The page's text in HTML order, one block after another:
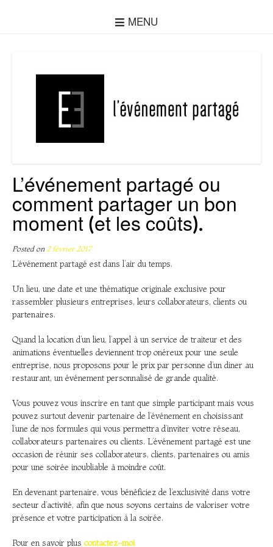
MENU
L’événement partagé ou
comment partager un bon
moment (et les coûts).
Posted on 2 février 2017
L’événement partagé est dans l’air du temps.
Un lieu, une date et une thématique originale exclusive pour
rassembler plusieurs entreprises, leurs collaborateurs, clients ou
partenaires.
Quand la location d’un lieu, l’appel à un service de traiteur et des
animations éventuelles deviennent trop onéreux pour une seule
entreprise, nous proposons pour le prix par personne d’un diner au
restaurant, un événement personnalisé de grande qualité.
Vous pouvez vous inscrire en tant que simple participant mais vous
pouvez surtout devenir partenaire de l’événement en choisissant
l’une de nos formules qui vous permettra d’inviter votre réseau,
collaborateurs partenaires ou clients. L’événement partagé est une
occasion de réunir ses collaborateurs, clients, partenaires ou amis
pour une soirée inoubliable à moindre coût.
En devenant partenaire, vous bénéficiez de l’exclusivité dans votre
secteur d’activité, afin que nous soyons certains de valoriser votre
présence et votre participation à la soirée.
Pour en savoir plus contactez-moi